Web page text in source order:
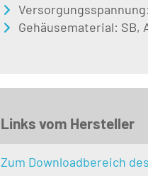
Gehäusematerial: SB,
Links vom Hersteller
Zum Downloadbereich